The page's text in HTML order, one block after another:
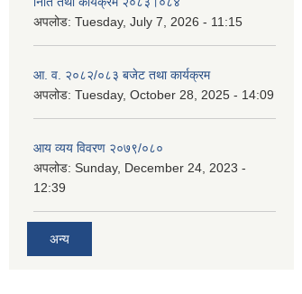
अपलोड: Tuesday, July 7, 2026 - 11:15
आ. व. २०८२/०८३ बजेट तथा कार्यक्रम
अपलोड: Tuesday, October 28, 2025 - 14:09
आय व्यय विवरण २०७९/०८०
अपलोड: Sunday, December 24, 2023 -
12:39
अन्य